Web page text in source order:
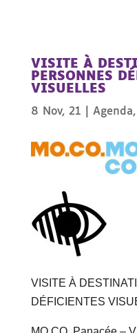
VISITE À
PERSONNES
VISUELLES
8 Nov, 21 Agenda,
VISITE À
DÉFICIENTES